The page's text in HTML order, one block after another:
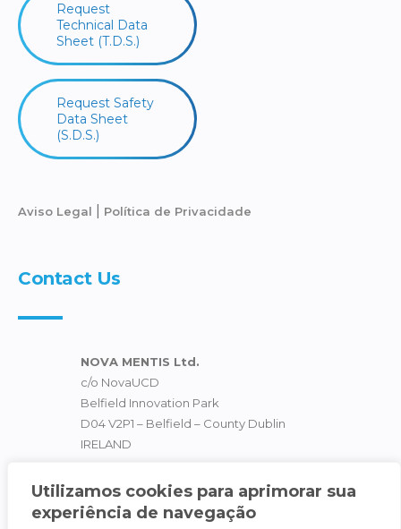
Utilizamos cookies para aprimorar sua
experiência de navegação
Request
Technical Data
Sheet (T.D.S.)
Request Safety
Data Sheet
(S.D.S.)
Aviso Legal Política de Privacidade
Contact Us
NOVA MENTIS Ltd.
c/o NovaUCD
Belfield Innovation Park
D04 V2P1 – Belfield – County Dublin
IRELAND
info@novamentis.eu